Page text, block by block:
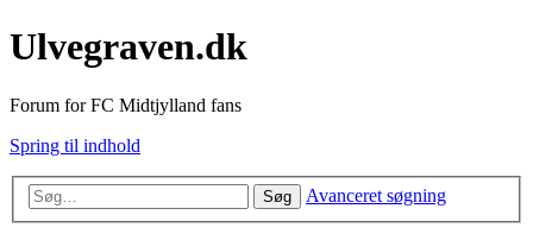
Ulvegraven.dk
Forum for FC Midtjylland fans
Spring til indhold
Søg Avanceret søgning